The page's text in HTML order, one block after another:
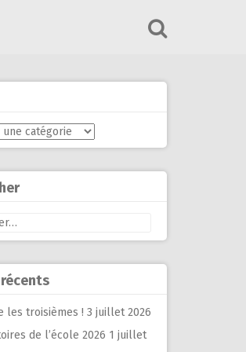
:
les troisièmes ! 3 juillet 2026
de l’école 2026 1 juillet